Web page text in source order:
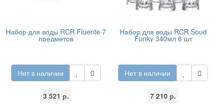
Набор для воды RCR Fluente 7
предметов
Нет в наличии
3 521 р.
Набор для воды RCR Soud
Funky 340мл 6 шт
Нет в наличии
7 210 р.